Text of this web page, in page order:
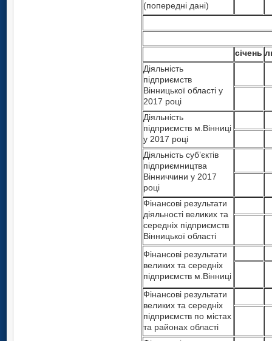
(попередні дані)
січень
Діяльність
підприємств
Вінницької області у
2017 році
Діяльність
підприємств м.Вінниці
у 2017 році
Діяльність суб’єктів
підприємництва
Вінниччини у 2017
році
Фінансові результати
діяльності великих та
середніх підприємств
Вінницької області
Фінансові результати
великих та середніх
підприємств м.Вінниці
Фінансові результати
великих та середніх
підприємств по містах
та районах області